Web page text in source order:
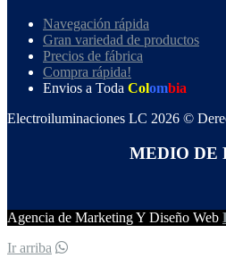
Navegación rápida
Gran variedad de productos
Precios de fábrica
Compra rápida!
Envios a Toda Colombia
Electroiluminaciones LC 2026 ©
MEDIO DE
Agencia de Marketing Y Diseño Web
Ir arriba